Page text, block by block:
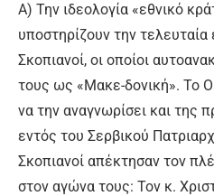
Α) Την ιδεολογία «εθνικό
υποστηρίζουν την τελευταία
Σκοπιανοί, οι οποίοι
τους ως «Μακε-δονική». Το
να την αναγνωρίσει και της
εντός του Σερβικού
Σκοπιανοί απέκτησαν τον
στον αγώνα τους: Τον κ.